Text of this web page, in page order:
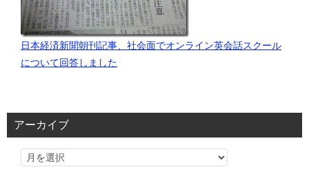
日本経済新聞朝刊記事、社会面でオンライン英会話スクール
について回答しました
アーカイブ